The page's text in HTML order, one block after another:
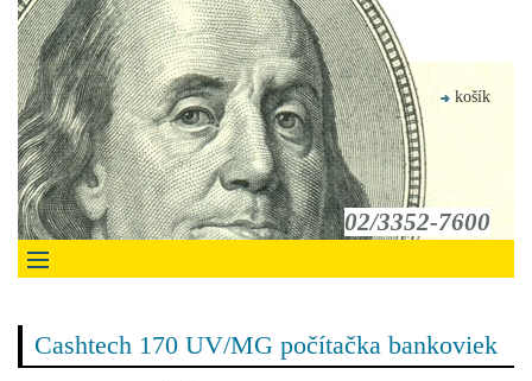
košík
02/3352-7600
Cashtech 170 UV/MG počítačka bankoviek